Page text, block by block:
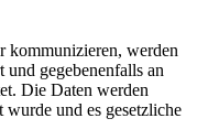
kommunizieren, werden
und gegebenenfalls an
Die Daten werden
wurde und es gesetzliche